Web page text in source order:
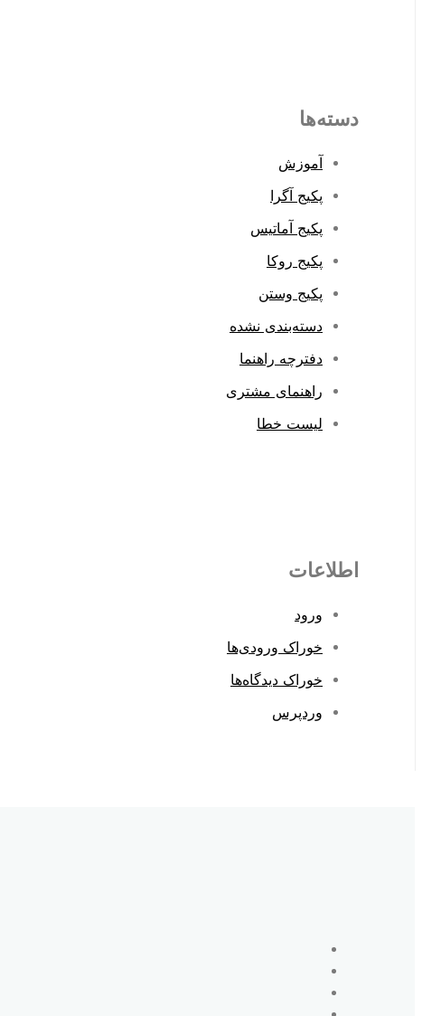
دسته‌ها
آموزش
پکیج آگرا
پکیج آماتیس
پکیج روکا
پکیج وستن
دسته‌بندی نشده
دفترچه راهنما
راهنمای مشتری
لیست خطا
اطلاعات
ورود
خوراک ورودی‌ها
خوراک دیدگاه‌ها
وردپرس